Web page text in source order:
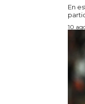
En
10